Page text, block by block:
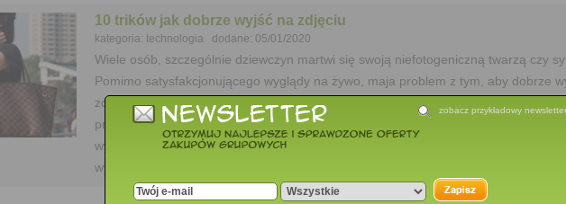
10 trików jak dobrze wyjść na zdjęciu
kategoria: technologia dodane: 05/01/2020
Wiele osób, szczególnie dziewczyn martwi się swoją niefotogeniczną twarzą czy
Pomimo satysfakcjonującego wyglądy na żywo, maja problem z tym, aby dobrze
zdjęciach. Istotnie, niektórzy ludzie posiadają naturalne predyspozycje, które
pracy przed obiektywem. Nie wszystko jednak stracone! Dzięki odpowiednim
wyszczuplisz sylwetkę oraz uatrakcyjnisz rysy twarzy. Oto 10 sposobów na to, jak
wyglądać na zdjęciach.
zobacz przykładowy newsletter